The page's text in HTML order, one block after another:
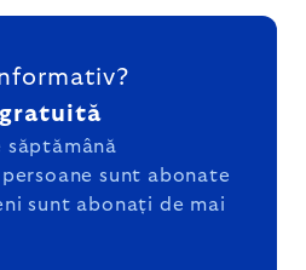
săptămână
sunt abonate
sunt abonați de mai